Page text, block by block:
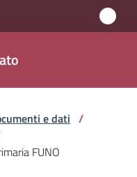
e dati /
FUNO